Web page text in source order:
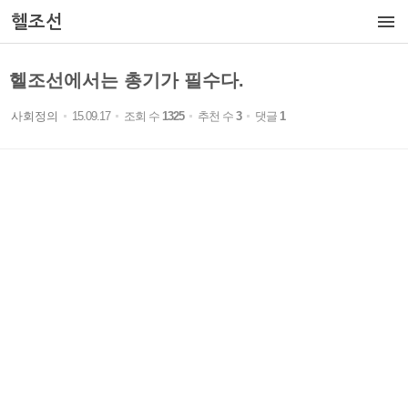

헬조선
헬조선에서는 총기가 필수다.
사회정의 15.09.17 조회 수 1325 추천 수 3 댓글 1